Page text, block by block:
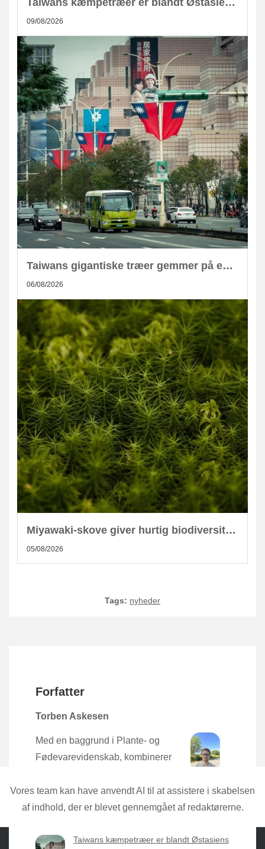
09/08/2026
Taiwans gigantiske træer gemmer på enorm CO2-lagring
06/08/2026
Miyawaki-skove giver hurtig biodiversitet i skandinaviske byer
05/08/2026
Tags: nyheder
Forfatter
Torben Askesen
Med en baggrund i Plante- og
Fødevarevidenskab, kombinerer
praktisk erfaring direkte fra mulden.
Taiwans kæmpetræer er blandt Østasiens
Vores team kan have anvendt AI til at assistere i skabelsen
af indhold, der er blevet gennemgået af redaktørerne.